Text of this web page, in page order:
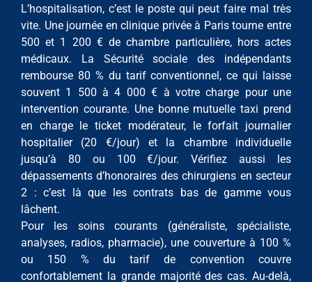
L’hospitalisation, c’est le poste qui peut faire mal très
vite. Une journée en clinique privée à Paris tourne entre
500 et 1 200 € de chambre particulière, hors actes
médicaux. La Sécurité sociale des indépendants
rembourse 80 % du tarif conventionnel, ce qui laisse
souvent 1 500 à 4 000 € à votre charge pour une
intervention courante. Une bonne mutuelle taxi prend
en charge le ticket modérateur, le forfait journalier
hospitalier (20 €/jour) et la chambre individuelle
jusqu’à 80 ou 100 €/jour. Vérifiez aussi les
dépassements d’honoraires des chirurgiens en secteur
2 : c’est là que les contrats bas de gamme vous
lâchent.
Pour les soins courants (généraliste, spécialiste,
analyses, radios, pharmacie), une couverture à 100 %
ou 150 % du tarif de convention couvre
confortablement la grande majorité des cas. Au-delà,